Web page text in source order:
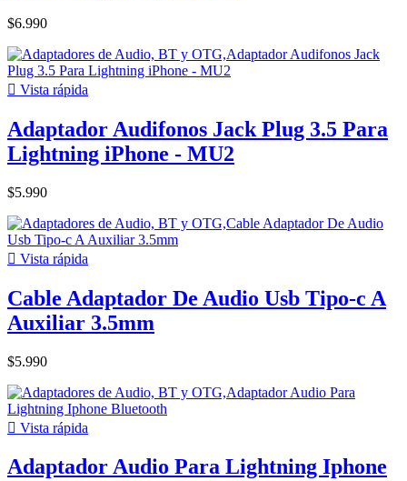
$6.990
 Vista rápida
Adaptador Audifonos Jack Plug 3.5 Para
Lightning iPhone - MU2
$5.990
 Vista rápida
Cable Adaptador De Audio Usb Tipo-c A
Auxiliar 3.5mm
$5.990
 Vista rápida
Adaptador Audio Para Lightning Iphone